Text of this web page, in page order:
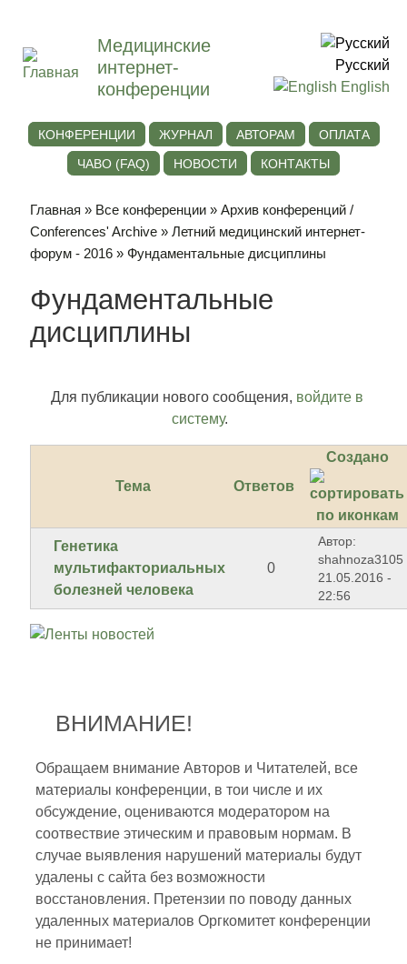
Медицинские
интернет-
конференции
Русский
English
КОНФЕРЕНЦИИ ЖУРНАЛ АВТОРАМ
ОПЛАТА
ЧАВО (FAQ)
НОВОСТИ КОНТАКТЫ
Главная » Все конференции »Архив конференций /
Conferences' Archive »Летний медицинский интернет-
форум - 2016 » Фундаментальные дисциплины
Фундаментальные
дисциплины
Для публикации нового сообщения, войдите в
систему.
Тема Ответов
Создано
Генетика
мультифакториальных
болезней человека
0
Автор:
shahnoza3105
21.05.2016 -
22:56
ВНИМАНИЕ!
Обращаем внимание Авторов и Читателей, все
материалы конференции, в тои числе и их
обсуждение, оцениваются модератором на
соотвествие этическим и правовым нормам. В
случае выявления нарушений материалы будут
удалены с сайта без возможности
восстановления. Претензии по поводу данных
удаленных материалов Оргкомитет конференции
не принимает!